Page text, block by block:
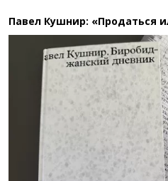
Павел Кушнир: «Продаться